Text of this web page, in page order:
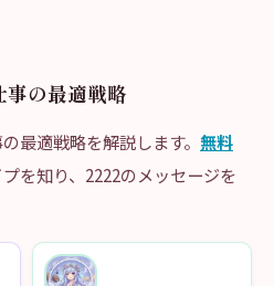
の最適戦略
最適戦略を解説します。 無料
を知り、2222のメッセージを